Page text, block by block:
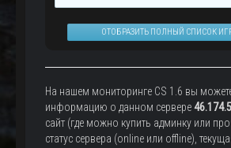
ОТОБРАЗИТЬ ПОЛНЫЙ СПИСОК
На нашем мониторинге CS 1.6 вы
информацию о данном сервере
сайт (где можно купить админку или
статус сервера (online или offline),